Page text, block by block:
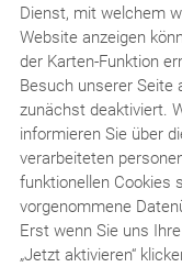
Dienst, mit welchem
Website anzeigen
der Karten-Funktion
Besuch unserer Seite
zunächst deaktiviert.
informieren Sie über
verarbeiteten
funktionellen Cookies
vorgenommene
Erst wenn Sie uns
„Jetzt aktivieren“